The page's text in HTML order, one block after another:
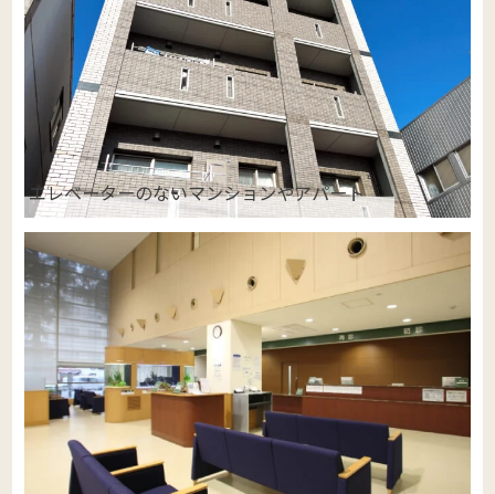
エレベーターのないマンションやアパート